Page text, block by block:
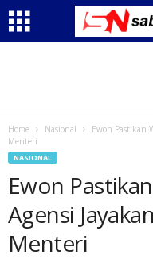
Home Nasional
Ewon Pastikan
Menteri
NASIONAL
Ewon
Agensi
Menteri